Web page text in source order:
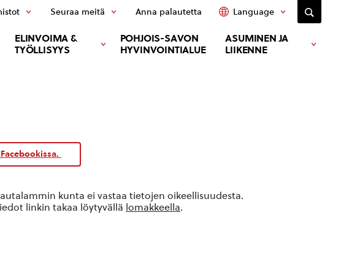
ELINVOIMA &
TYÖLLISYYS
POHJOIS-SAVON
HYVINVOINTIALUE
ASUMINEN JA
LIIKENNE
Seuraa meitä Anna palautetta Language
kunta ei vastaa tietojen oikeellisuudesta.
linkin takaa löytyvällä lomakkeella.